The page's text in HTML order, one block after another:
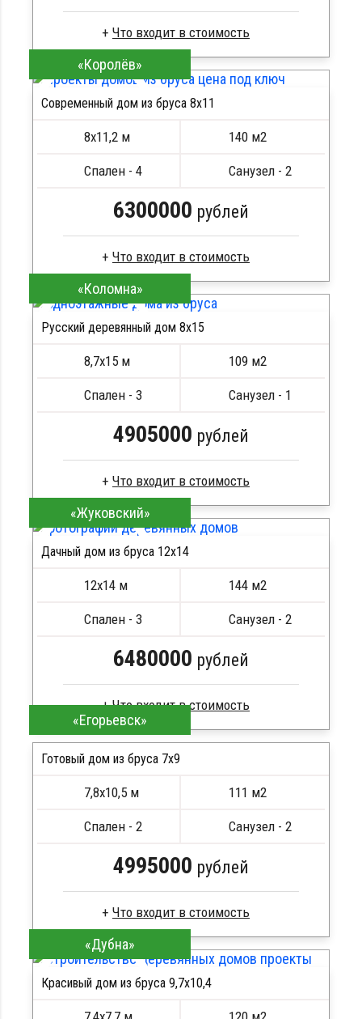
Брус камерной сушки
Стропила, балки 50х200 мм
Кровля металлочерепица
Сборка на березовые нагеля, джут
Металлические сваи 108 диаметр
ПОДРОБНЕЕ
«Королёв»
Современный дом из бруса 8x11
8х11,2 м 140 м2
Спален - 4 Санузел - 2
6300000 рублей
Профилированный брус
Стропила, балки 50х200 мм
Кровля металлочерепица
Сборка на березовые нагеля, джут
Металлические сваи 108 диаметр
ПОДРОБНЕЕ
«Коломна»
Русский деревянный дом 8х15
8,7х15 м 109 м2
Спален - 3 Санузел - 1
4905000 рублей
Брус естественной влажности
Стропила, балки 50х200 мм
Кровля металлочерепица
Сборка на березовые нагеля, джут
Металлические сваи 108 диаметр
ПОДРОБНЕЕ
«Жуковский»
Дачный дом из бруса 12х14
12х14 м 144 м2
Спален - 3 Санузел - 2
6480000 рублей
Брус естественной влажности
Стропила, балки 50х200 мм
Метизы, саморезы, гвозди
Сборка на березовые нагеля, джут
ПОДРОБНЕЕ
«Егорьевск»
Готовый дом из бруса 7x9
7,8х10,5 м 111 м2
Спален - 2 Санузел - 2
4995000 рублей
Клееный брус
Стропила, балки 50х200 мм
Кровля металлочерепица
ПОДРОБНЕЕ
«Дубна»
Красивый дом из бруса 9,7х10,4